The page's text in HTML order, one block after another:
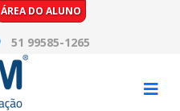
ÁREA DO ALUNO
51 99585-1265